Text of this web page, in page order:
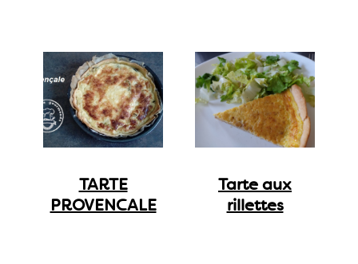
TARTE
PROVENCALE
Tarte aux
rillettes